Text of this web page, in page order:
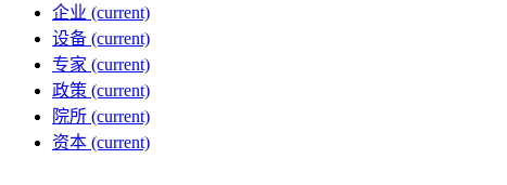
企业 (current)
设备 (current)
专家 (current)
政策 (current)
院所 (current)
资本 (current)